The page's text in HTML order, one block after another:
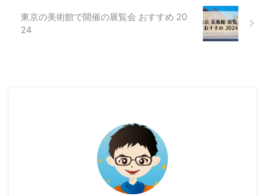
東京の美術館で開催の展覧会 おすすめ 20
24